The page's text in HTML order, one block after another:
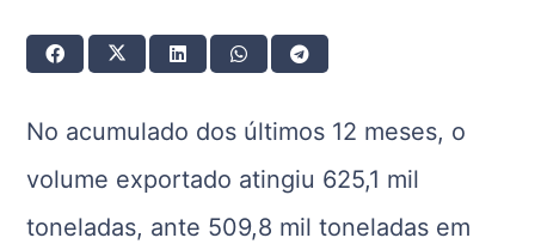
No acumulado dos últimos 12 meses, o
volume exportado atingiu 625,1 mil
toneladas, ante 509,8 mil toneladas em